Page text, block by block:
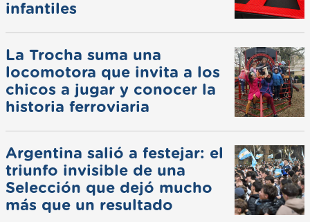
infantiles
La Trocha suma una
locomotora que invita a los
chicos a jugar y conocer la
historia ferroviaria
Argentina salió a festejar: el
triunfo invisible de una
Selección que dejó mucho
más que un resultado